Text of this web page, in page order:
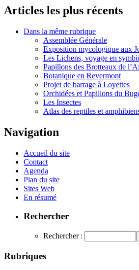
Articles les plus récents
Dans la même rubrique
Assemblée Générale
Exposition mycologique aux
Les Lichens, voyage en
Papillons des Brotteaux de
Botanique en Revermont
Projet de barrage à Loyettes
Orchidées et Papillons du
Les Insectes
Atlas des reptiles et
Navigation
Accueil du site
Contact
Agenda
Plan du site
Sites Web
En résumé
Rechercher
Rechercher :
Rubriques